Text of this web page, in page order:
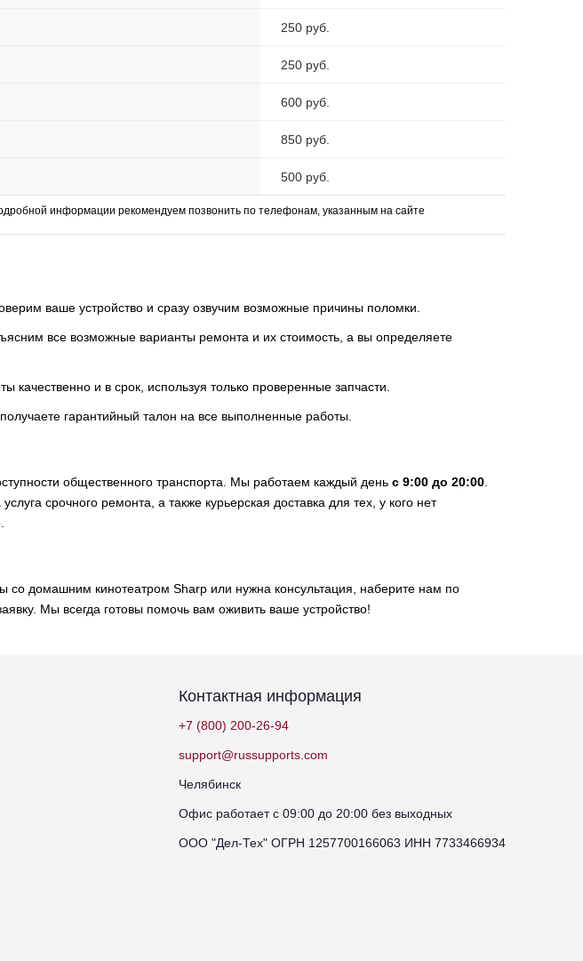
250 руб.
250 руб.
600 руб.
850 руб.
500 руб.
информации рекомендуем позвонить по телефонам, указанным на сайте
ваше устройство и сразу озвучим возможные причины поломки.
все возможные варианты ремонта и их стоимость, а вы определяете
качественно и в срок, используя только проверенные запчасти.
гарантийный талон на все выполненные работы.
общественного транспорта. Мы работаем каждый день с 9:00 до 20:00
срочного ремонта, а также курьерская доставка для тех, у кого нет
со домашним кинотеатром Sharp или нужна консультация, наберите нам по
Мы всегда готовы помочь вам оживить ваше устройство!
Контактная информация
+7 (800) 200-26-94
support@russupports.com
Челябинск
Офис работает с 09:00 до 20:00 без выходных
ООО "Дел-Тех" ОГРН 1257700166063 ИНН 7733466934